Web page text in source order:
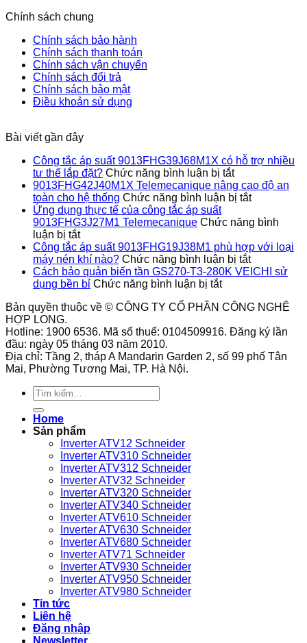
công
áp
suất
9013FHG3J27M1
Telemecanique
bỉ
Chính sách chung
Chính sách bảo hành
Chính sách thanh toán
Chính sách vận chuyển
Chính sách đổi trả
Chính sách bảo mật
Điều khoản sử dụng
Bài viết gần đây
Công tắc áp suất 9013FHG39J68M1X có hỗ trợ nhiều
tư thế lắp đặt? Chức năng bình luận bị tắtở
Công
tắc
suất
có
hỗ
trợ
thế
đặt?
9013FHG42J40M1X Telemecanique nâng cao độ an
toàn cho hệ thống Chức năng bình luận bị tắtở
cao
độ
an
hệ
Ứng dụng thực tế của công tắc áp suất
9013FHG3J27M1 Telemecanique Chức năng bình
luận bị tắtở
Ứng
dụng
thực
tế
công
áp
suất
9013FHG3J27M1
Telemecanique
Công tắc áp suất 9013FHG19J38M1 phù hợp với loại
máy nén khí nào? Chức năng bình luận bị tắtở
Công
suất
phù
với
Cách bảo quản biến tần GS270-T3-280K VEICHI sử
dụng bền bỉ Chức năng bình luận bị tắtở
bảo
biến
GS270-
Bản quyền thuộc về © CÔNG TY CỔ PHẦN CÔNG NGHỆ
HỢP LONG.
Hotline: 1900 6536. Mã số thuế: 0104509916. Đăng ký lần
đầu: ngày 05 tháng 03 năm 2010.
Địa chỉ: Tầng 2, tháp A Mandarin Garden 2, số 99 phố Tân
Mai, Phường Tương Mai, TP. Hà Nội.
Tìm
kiếm:
Home
Sản phẩm
Inverter ATV12 Schneider
Inverter ATV310 Schneider
Inverter ATV312 Schneider
Inverter ATV32 Schneider
Inverter ATV320 Schneider
Inverter ATV340 Schneider
Inverter ATV610 Schneider
Inverter ATV630 Schneider
Inverter ATV680 Schneider
Inverter ATV71 Schneider
Inverter ATV930 Schneider
Inverter ATV950 Schneider
Inverter ATV980 Schneider
Tin tức
Liên hệ
Đăng nhập
Newsletter